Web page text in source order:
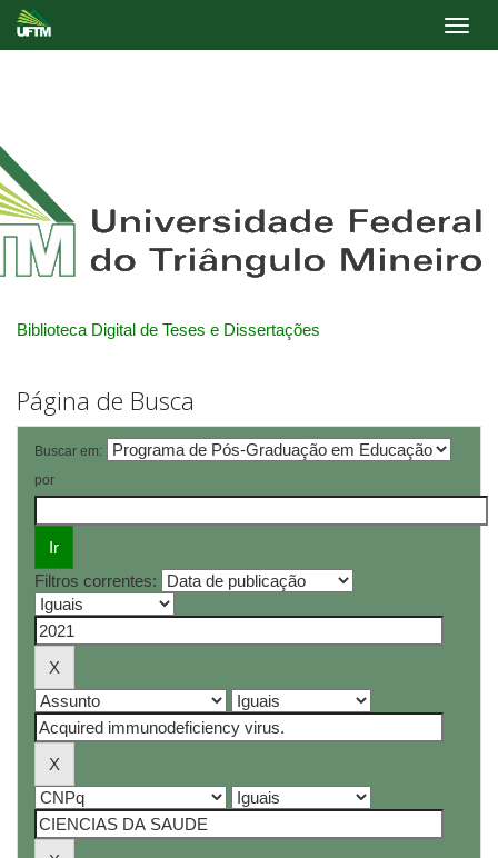
Biblioteca Digital de Teses e Dissertações
Página de Busca
Buscar em:
por
Filtros correntes: